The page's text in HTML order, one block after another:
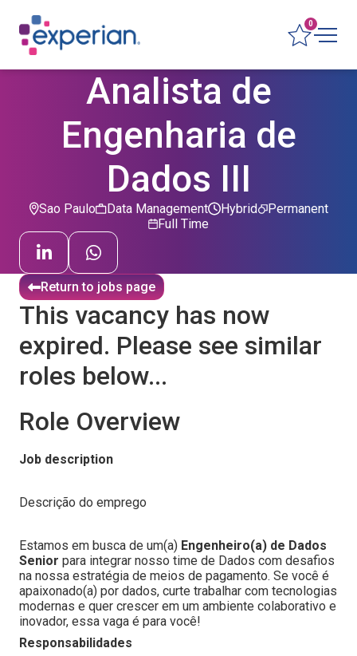
0
Analista de
Engenharia de
Dados III
Sao Paulo Data Management Permanent
Hybrid
Full Time
Return to jobs page
This vacancy has now
expired. Please see similar
roles below...
Role Overview
Job description
Descrição do emprego
Estamos em busca de um(a) Engenheiro(a) de Dados
Senior para integrar nosso time de Dados com desafios
na nossa estratégia de meios de pagamento. Se você é
apaixonado(a) por dados, curte trabalhar com tecnologias
modernas e quer crescer em um ambiente colaborativo e
inovador, essa vaga é para você!
Responsabilidades